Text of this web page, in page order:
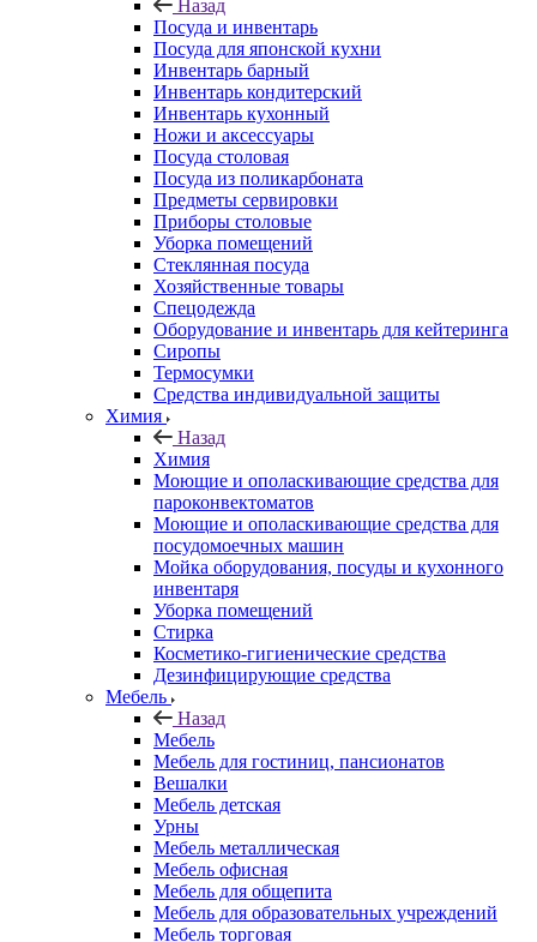
Назад
Посуда и инвентарь
Посуда для японской кухни
Инвентарь барный
Инвентарь кондитерский
Инвентарь кухонный
Ножи и аксессуары
Посуда столовая
Посуда из поликарбоната
Предметы сервировки
Приборы столовые
Уборка помещений
Стеклянная посуда
Хозяйственные товары
Спецодежда
Оборудование и инвентарь для кейтеринга
Сиропы
Термосумки
Средства индивидуальной защиты
Химия
Назад
Химия
Моющие и ополаскивающие средства для
пароконвектоматов
Моющие и ополаскивающие средства для
посудомоечных машин
Мойка оборудования, посуды и кухонного
инвентаря
Уборка помещений
Стирка
Косметико-гигиенические средства
Дезинфицирующие средства
Мебель
Назад
Мебель
Мебель для гостиниц, пансионатов
Вешалки
Мебель детская
Урны
Мебель металлическая
Мебель офисная
Мебель для общепита
Мебель для образовательных учреждений
Мебель торговая